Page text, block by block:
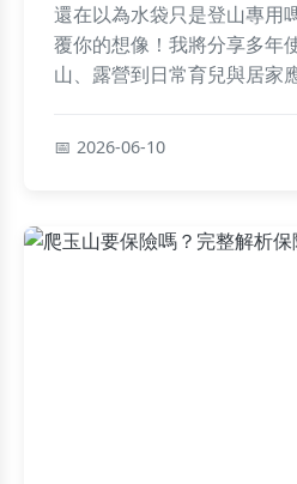
還在以為水袋只是登山專用
覆你的想像！我將分享多年
山、露營到日常育兒與居家
2026-06-10